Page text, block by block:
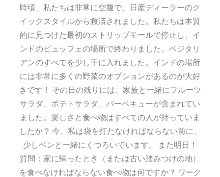
時頃、私たちは非常に空腹で、日産ディーラーのク
イックスタイルから救済されました。私たちは本質
的に見つけた最初のストリップモールで停止し、イ
ンドのビュッフェの場所で終わりました。ベジタリ
アンのすべてを少し手に入れました。インドの場所
には非常に多くの野菜のオプションがあるのが大好
きです！ その日の残りには、家族と一緒にフルーツ
サラダ、ポテトサラダ、バーベキューが含まれてい
ました。楽しさと食べ物はすべての人が持っていま
したか？ 今、私は袋を打たなければならない前に、
少しベンと一緒にくつろいでいます。 また明日！
質問：家に帰ったとき（または古い踏みつけの地）
を食べなければならない食べ物は何ですか？ ワーク